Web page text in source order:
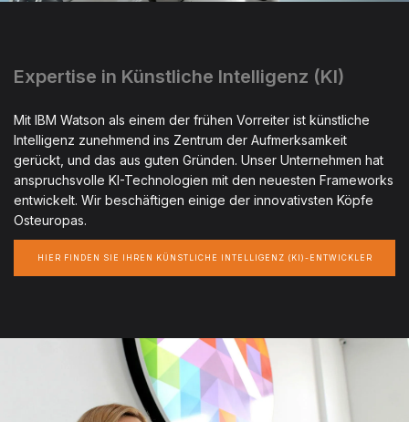
Expertise in Künstliche Intelligenz (KI)
Mit IBM Watson als einem der frühen Vorreiter ist künstliche
Intelligenz zunehmend ins Zentrum der Aufmerksamkeit
gerückt, und das aus guten Gründen. Unser Unternehmen hat
anspruchsvolle KI-Technologien mit den neuesten Frameworks
entwickelt. Wir beschäftigen einige der innovativsten Köpfe
Osteuropas.
HIER FINDEN SIE IHREN KÜNSTLICHE INTELLIGENZ (KI)-ENTWICKLER